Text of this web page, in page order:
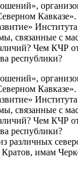
Кавказе».
связанные с
Чем КЧР
республики?
Кавказе».
связанные с
Чем КЧР
республики?
имам